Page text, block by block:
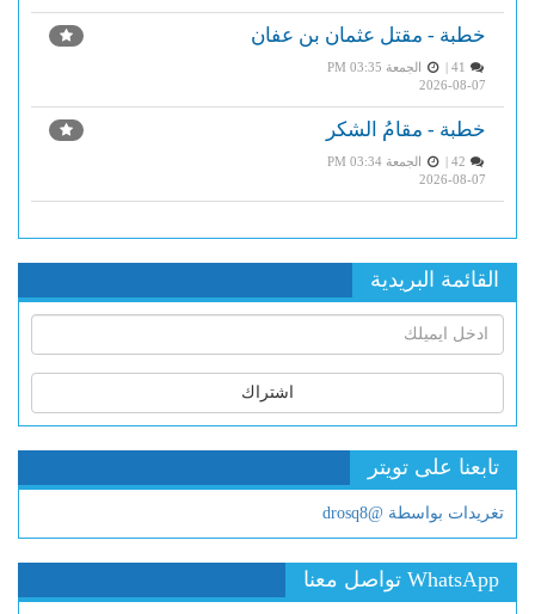
خطبة - مقتل عثمان بن عفان
الجمعة PM 03:35
2026-08-07
خطبة - مقامُ الشكر
الجمعة PM 03:34
2026-08-07
القائمة البريدية
اشتراك
تابعنا على تويتر
تغريدات بواسطة @drosq8
WhatsApp تواصل معنا